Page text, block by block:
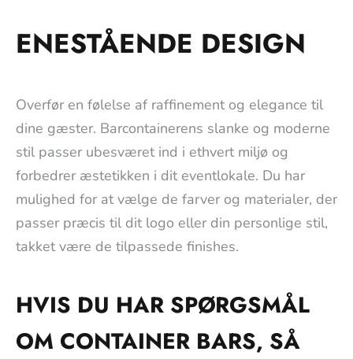
ENESTÅENDE DESIGN
Overfør en følelse af raffinement og elegance til
dine gæster. Barcontainerens slanke og moderne
stil passer ubesværet ind i ethvert miljø og
forbedrer æstetikken i dit eventlokale. Du har
mulighed for at vælge de farver og materialer, der
passer præcis til dit logo eller din personlige stil,
takket være de tilpassede finishes.
HVIS DU HAR SPØRGSMÅL
OM CONTAINER BARS, SÅ